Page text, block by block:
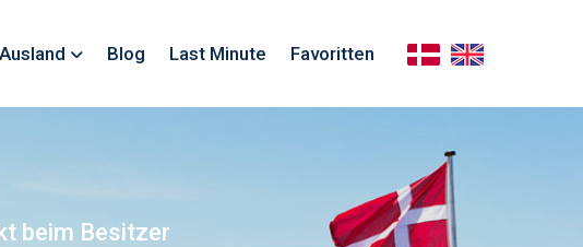
Ausland Blog Last Minute Favoritten
beim Besitzer